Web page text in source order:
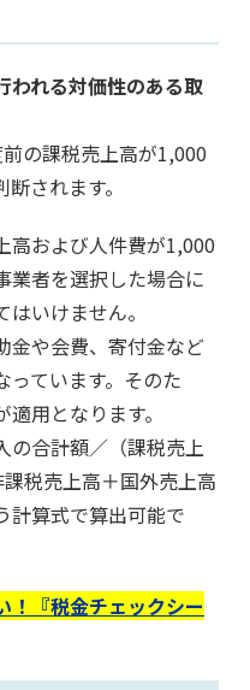
われる対価性のある取
の課税売上高が1,000
されます。
高および人件費が1,000
業者を選択した場合に
いけません。
金や会費、寄付金など
っています。そのた
用となります。
の合計額／（課税売上
税売上高＋国外売上高
計算式で算出可能で
！『税金チェックシー